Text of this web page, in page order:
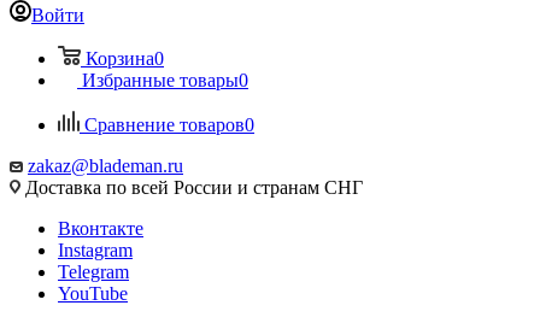
Войти
Корзина0
Избранные товары0
Сравнение товаров0
zakaz@blademan.ru
Доставка по всей России и странам СНГ
Вконтакте
Instagram
Telegram
YouTube